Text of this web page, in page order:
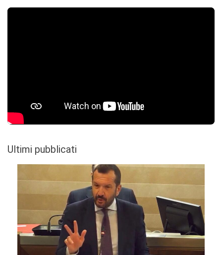
Ultimi pubblicati